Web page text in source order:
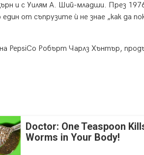
и с Уилям А. Ший-младши. През
от съпрузите ѝ не знае „как да
PepsiCo Робърт Чарлз Хънтър,
Doctor: One Teaspoon
Worms in Your Body!